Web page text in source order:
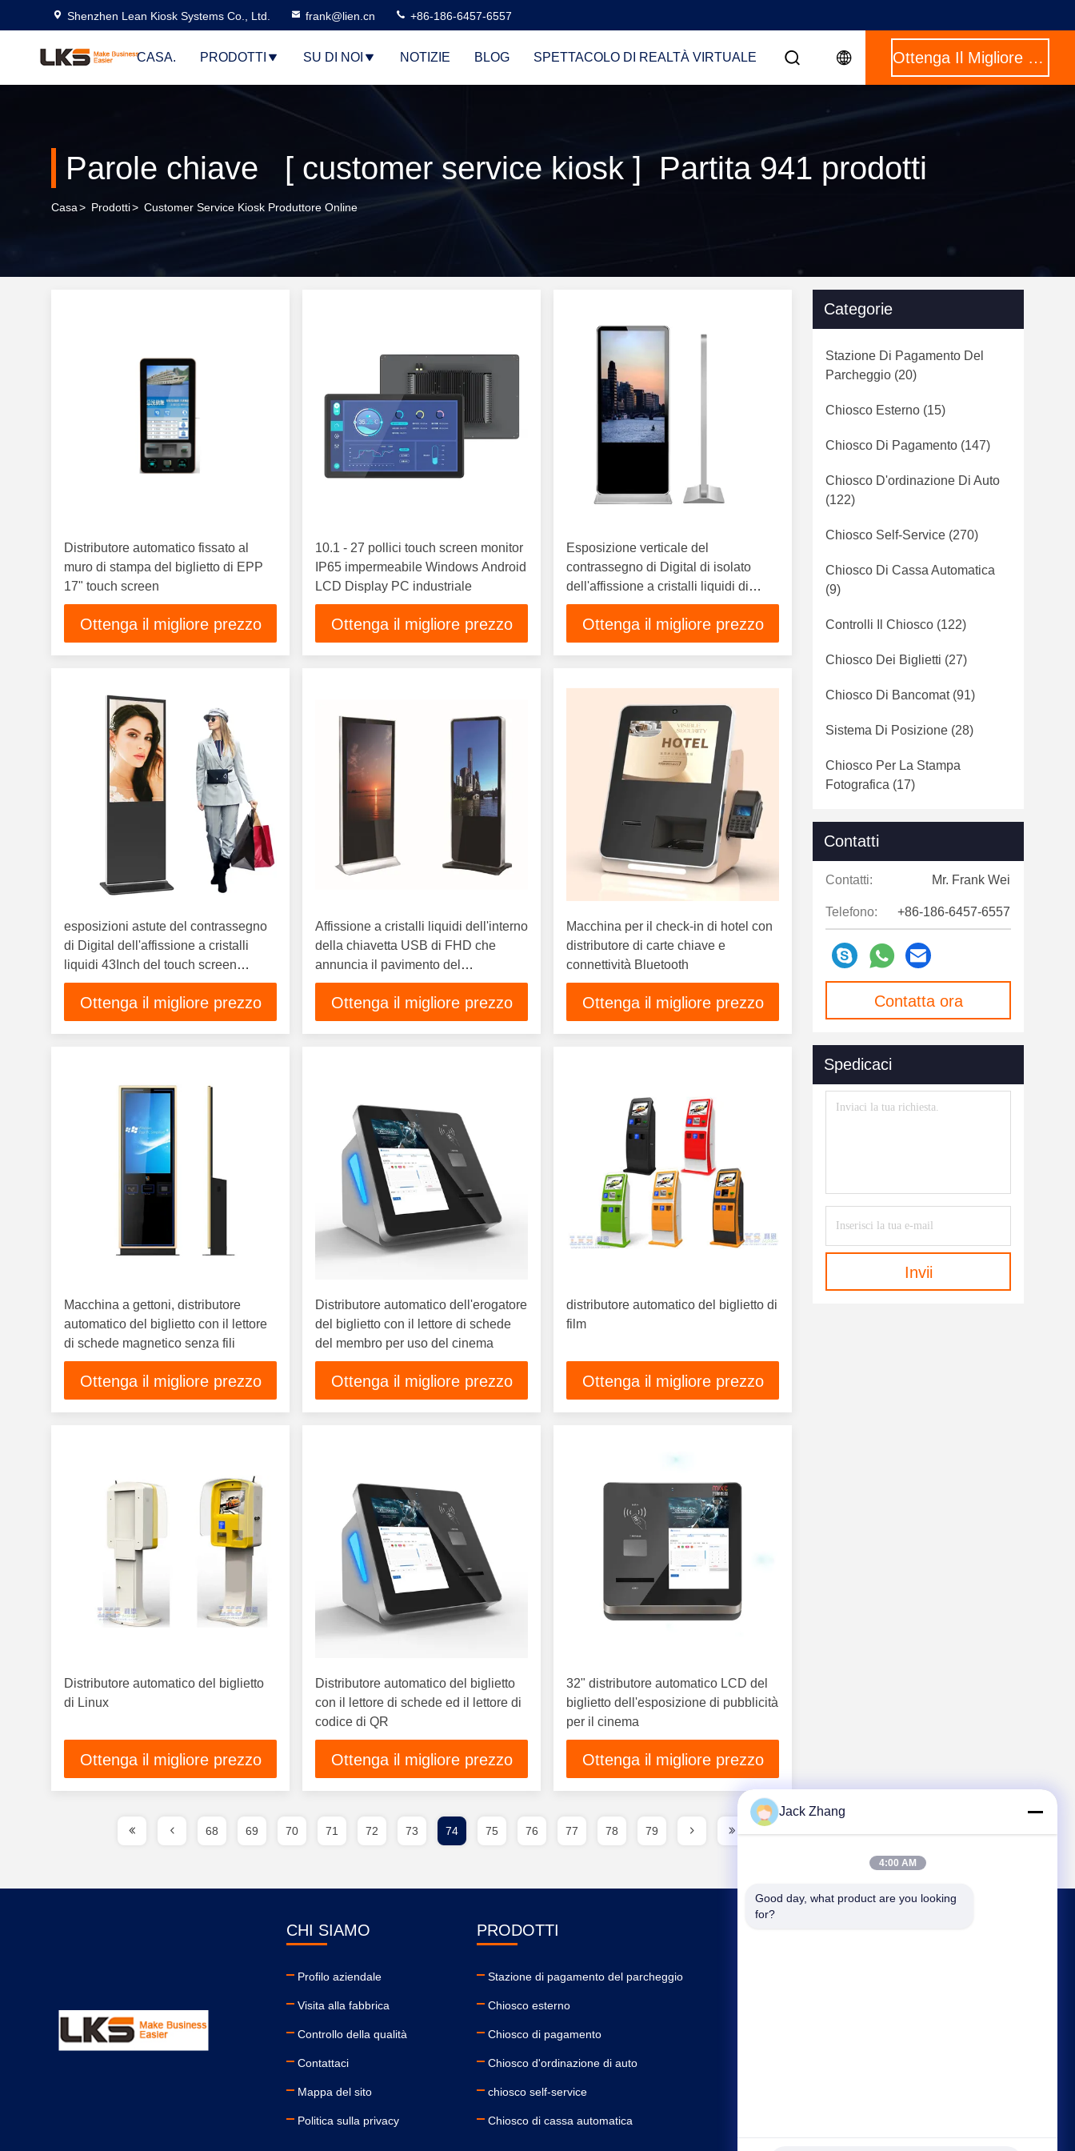
Shenzhen Lean Kiosk Systems Co., Ltd. frank@lien.cn +86-186-6457-6557
CASA. PRODOTTI SU DI NOI NOTIZIE BLOG SPETTACOLO DI REALTÀ VIRTUALE Ottenga Il Migliore Prezzo
Parole chiave [ customer service kiosk ] Partita 941 prodotti
Casa> Prodotti> Customer Service Kiosk Produttore Online
Distributore automatico fissato al
muro di stampa del biglietto di EPP
17" touch screen
Ottenga il migliore prezzo
10.1 - 27 pollici touch screen monitor
IP65 impermeabile Windows Android
LCD Display PC industriale
Ottenga il migliore prezzo
Esposizione verticale del
contrassegno di Digital di isolato
dell'affissione a cristalli liquidi di
pubblicità della rete a 49 pollici del
giocatore con software
Ottenga il migliore prezzo
esposizioni astute del contrassegno
di Digital dell'affissione a cristalli
liquidi 43Inch del touch screen
RK3288 di OS 7,1 del sistema della
gestione ultra esile autonoma della
nuvola
Ottenga il migliore prezzo
Affissione a cristalli liquidi dell'interno
della chiavetta USB di FHD che
annuncia il pavimento del
contrassegno di Digital dello
schermo di visualizzazione che sta a
55 pollici
Ottenga il migliore prezzo
Macchina per il check-in di hotel con
distributore di carte chiave e
connettività Bluetooth
Ottenga il migliore prezzo
Macchina a gettoni, distributore
automatico del biglietto con il lettore
di schede magnetico senza fili
Ottenga il migliore prezzo
Distributore automatico dell'erogatore
del biglietto con il lettore di schede
del membro per uso del cinema
Ottenga il migliore prezzo
distributore automatico del biglietto di
film
Ottenga il migliore prezzo
Distributore automatico del biglietto
di Linux
Ottenga il migliore prezzo
Distributore automatico del biglietto
con il lettore di schede ed il lettore di
codice di QR
Ottenga il migliore prezzo
32" distributore automatico LCD del
biglietto dell'esposizione di pubblicità
per il cinema
Ottenga il migliore prezzo
Categorie
Stazione Di Pagamento Del
Parcheggio (20)
Chiosco Esterno (15)
Chiosco Di Pagamento (147)
Chiosco D'ordinazione Di Auto
(122)
Chiosco Self-Service (270)
Chiosco Di Cassa Automatica
(9)
Controlli Il Chiosco (122)
Chiosco Dei Biglietti (27)
Chiosco Di Bancomat(91)
Sistema Di Posizione (28)
Chiosco Per La Stampa
Fotografica (17)
Monitor Del Touch Screen(7)
Contatti
Contatti: Mr. Frank Wei
Telefono: +86-186-6457-6557
Contatta ora
Spedicaci
Invii
68 69 70 71 72 73 74 75 76 77 78 79
CHI SIAMO
Profilo aziendale
Visita alla fabbrica
Controllo della qualità
Contattaci
Mappa del sito
Politica sulla privacy
PRODOTTI
Stazione di pagamento del parcheggio
Chiosco esterno
Chiosco di pagamento
Chiosco d'ordinazione di auto
chiosco self-service
Chiosco di cassa automatica
Jack Zhang
4:00 AM
Good day, what product are you looking
for?